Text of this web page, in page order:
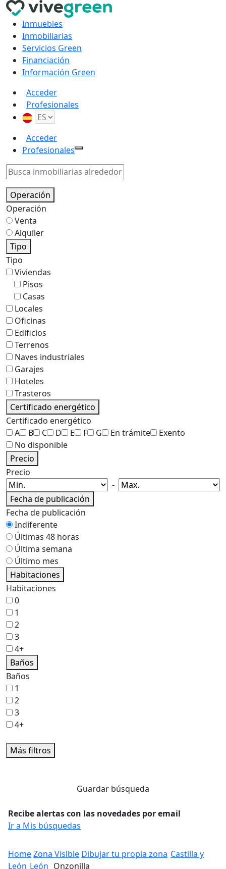
Inmuebles
Inmobiliarias
Servicios Green
Financiación
Información Green
Acceder
Profesionales
Acceder
Profesionales
Operación
Operación
Venta
Alquiler
Tipo
Tipo
Viviendas
Pisos
Casas
Locales
Oficinas
Edificios
Terrenos
Naves industriales
Garajes
Hoteles
Trasteros
Certificado energético
Certificado energético
A
B C D E F G En trámite
Exento
No disponible
Precio
Precio
-
Fecha de publicación
Fecha de publicación
Indiferente
Últimas 48 horas
Última semana
Último mes
Habitaciones
Habitaciones
0
1
2
3
4+
Baños
Baños
1
2
3
4+
Más filtros
Guardar búsqueda
Recibe alertas con las novedades por email
Ir a Mis búsquedas
HomeZona Vislble Dibujar tu propia zona Castilla y
León León Onzonilla